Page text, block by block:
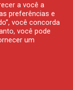
a você a
preferências e
você concorda
você pode
um